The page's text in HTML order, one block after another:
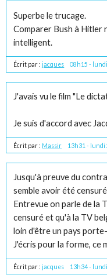
Superbe le trucage.
Comparer Bush à Hitler
intelligent.
Écrit par : jacques 08h15 -
J'avais vu le film "Le
Je suis d'accord avec
Écrit par : Massir 13h31 - lundi
Jusqu'à preuve du
semble avoir été
Entrevue on parle de la
censuré et qu'à la TV
loin d'être un pays
J'écris pour la forme, ce
Écrit par : jacques 13h34-